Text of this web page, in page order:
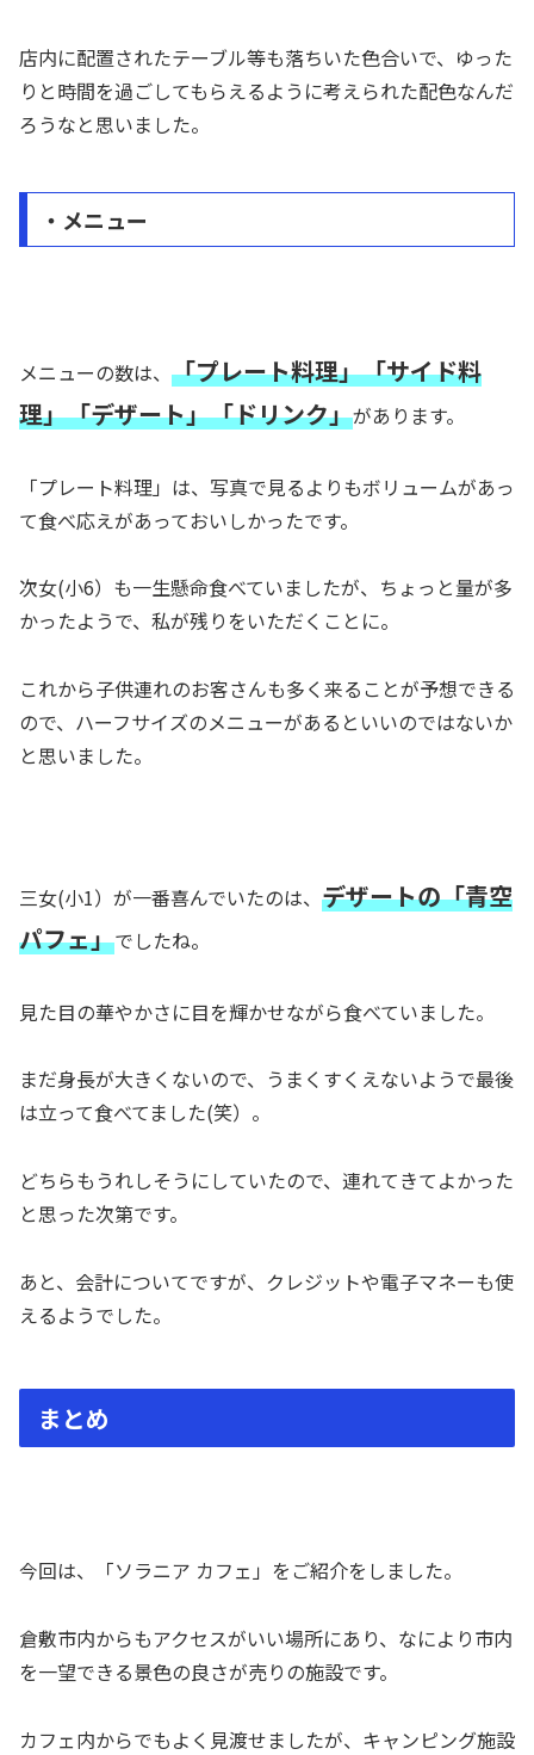
店内に配置されたテーブル等も落ちいた色合いで、ゆった
りと時間を過ごしてもらえるように考えられた配色なんだ
ろうなと思いました。
・メニュー
メニューの数は、 「プレート料理」「サイド料
理」「デザート」「ドリンク」があります。
「プレート料理」は、写真で見るよりもボリュームがあっ
て食べ応えがあっておいしかったです。
次女(小6）も一生懸命食べていましたが、ちょっと量が多
かったようで、私が残りをいただくことに。
これから子供連れのお客さんも多く来ることが予想できる
ので、ハーフサイズのメニューがあるといいのではないか
と思いました。
三女(小1）が一番喜んでいたのは、 デザートの「青空
パフェ」でしたね。
見た目の華やかさに目を輝かせながら食べていました。
まだ身長が大きくないので、うまくすくえないようで最後
は立って食べてました(笑）。
どちらもうれしそうにしていたので、連れてきてよかった
と思った次第です。
あと、会計についてですが、クレジットや電子マネーも使
えるようでした。
まとめ
今回は、「ソラニア カフェ」をご紹介をしました。
倉敷市内からもアクセスがいい場所にあり、なにより市内
を一望できる景色の良さが売りの施設です。
カフェ内からでもよく見渡せましたが、キャンピング施設